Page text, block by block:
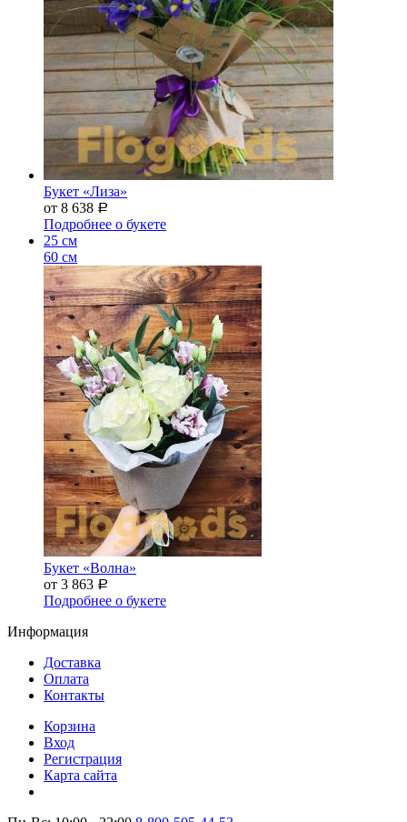
Букет «Лиза»
от 8 638 Р
Подробнее о букете
25 см
60 см
Букет «Волна»
от 3 863 Р
Подробнее о букете
Информация
Доставка
Оплата
Контакты
Корзина
Вход
Регистрация
Карта сайта